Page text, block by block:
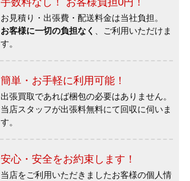
手数料なし！ お客様負担0円！
お見積り・出張費・配送料金は当社負担。
お客様に一切の負担なく 、ご利用いただけま
す。
簡単・お手軽に利用可能！
出張買取であれば梱包の必要はありません。
当店スタッフが出張料無料にて回収に伺いま
す。
安心・安全をお約束します！
当店をご利用いただきましたお客様の個人情